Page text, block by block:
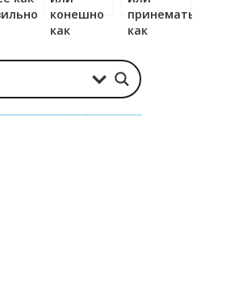
конешно
как
принемать
как